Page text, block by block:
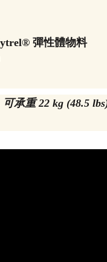
彈性體物料
承重 22 kg (48.5